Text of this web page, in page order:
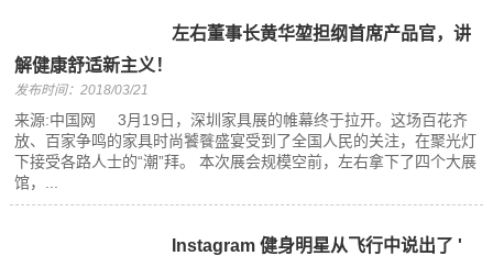
左右董事长黄华堃担纲首席产品官，讲
解健康舒适新主义！
发布时间：2018/03/21
来源:中国网 3月19日，深圳家具展的帷幕终于拉开。这场百花齐
放、百家争鸣的家具时尚饕餮盛宴受到了全国人民的关注，在聚光灯
下接受各路人士的“潮”拜。 本次展会规模空前，左右拿下了四个大展
馆，...
Instagram 健身明星从飞行中说出了 '